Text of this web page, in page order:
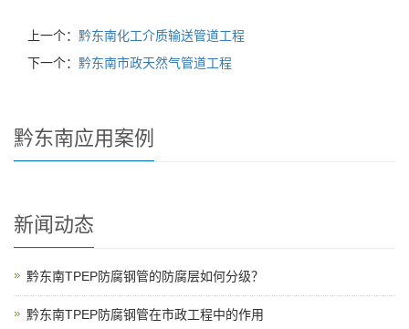
上一个： 黔东南化工介质输送管道工程
下一个： 黔东南市政天然气管道工程
黔东南应用案例
新闻动态
黔东南TPEP防腐钢管的防腐层如何分级？
黔东南TPEP防腐钢管在市政工程中的作用